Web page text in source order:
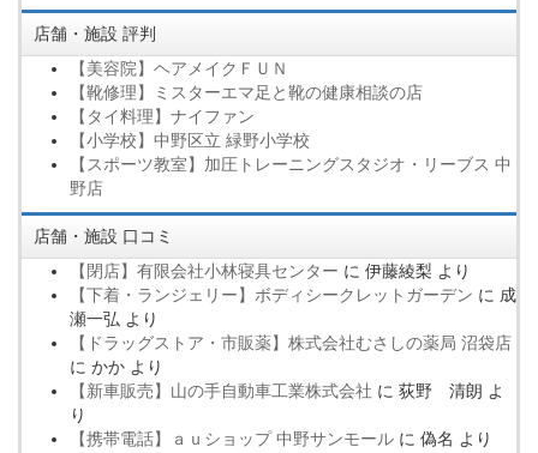
店舗・施設 評判
【美容院】ヘアメイクＦＵＮ
【靴修理】ミスターエマ足と靴の健康相談の店
【タイ料理】ナイファン
【小学校】中野区立 緑野小学校
【スポーツ教室】加圧トレーニングスタジオ・リーブス 中
野店
店舗・施設 口コミ
【閉店】有限会社小林寝具センター に 伊藤綾梨 より
【下着・ランジェリー】ボディシークレットガーデン に 成
瀬一弘 より
【ドラッグストア・市販薬】株式会社むさしの薬局 沼袋店
に かか より
【新車販売】山の手自動車工業株式会社 に 荻野 清朗 よ
り
【携帯電話】ａｕショップ 中野サンモール に 偽名 より